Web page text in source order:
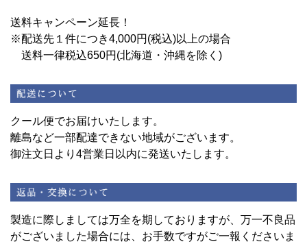
送料キャンペーン延長！
※配送先１件につき4,000円(税込)以上の場合
送料一律税込650円(北海道・沖縄を除く)
クール便でお届けいたします。
離島など一部配達できない地域がございます。
御注文日より4営業日以内に発送いたします。
製造に際しましては万全を期しておりますが、万一不良品
がございました場合には、お手数ですがご一報くださいま